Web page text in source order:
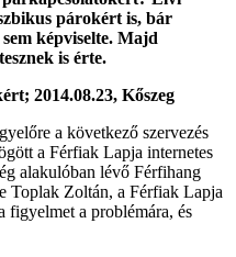
párokért is, bár
képviselte. Majd
is érte.
2014.08.23, Kőszeg
a következő szervezés
a Férfiak Lapja internetes
alakulóban lévő Férfihang
Toplak Zoltán, a Férfiak Lapja
a problémára, és